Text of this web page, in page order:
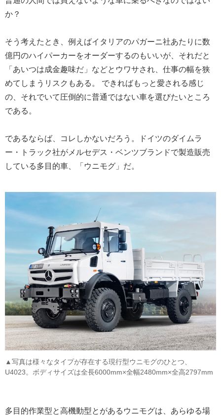
か？
そう考えたとき、例えばイタリアのパガーニ社あたりに数
億円のハイパーカーをオーダーするのもいいが、それだと
「あいつは成金趣味だ」などとウワサされ、仕事の幅を狭
めてしまうリスクもある。 できればもっと愛される感じ
の、それでいて圧倒的に普通ではない車を選びたいところ
である。
であるならば、コレしかないだろう。ドイツのダイムラ
ー・トラック社がメルセデス・ベンツブランドで製造販売
している多目的車、「ウニモグ」だ。
▲写真は様々なタイプが存在する現行型ウニモグのひとつ、
U4023。ボディサイズは全長6000mm×全幅2480mm×全高2797mm
多目的作業型と高機動型とがあるウニモグは、あらゆる場